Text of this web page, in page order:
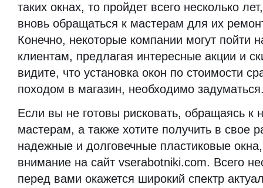
таких окнах, то пройдет всего несколько
вновь обращаться к мастерам для их
Конечно, некоторые компании могут пойти
клиентам, предлагая интересные акции и
видите, что установка окон по стоимости
походом в магазин, необходимо
Если вы не готовы рисковать, обращаясь к
мастерам, а также хотите получить в свое
надежные и долговечные пластиковые окна,
внимание на сайт vserabotniki.com. Всего
перед вами окажется широкий спектр